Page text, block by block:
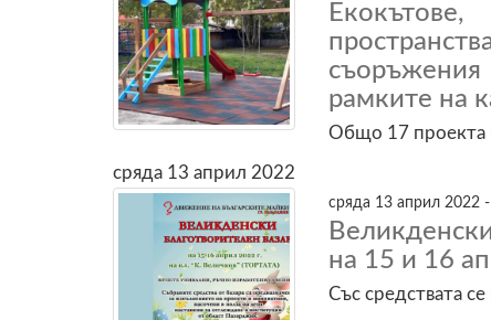
рамките на
Общо 17 проекта
сряда 13 април 2022
сряда 13 април 2022
на 15 и 16
Със средствата